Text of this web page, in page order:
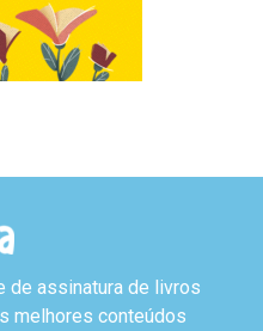
de assinatura de livros
melhores conteúdos